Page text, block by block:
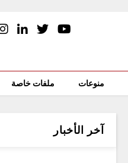
منوعات ملفات خاصة
آخر الأخبار